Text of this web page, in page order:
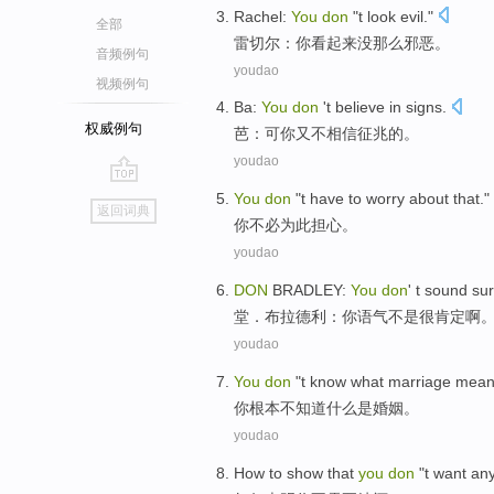
全部
音频例句
视频例句
权威例句
go
top
返回词典
Rachel: You don "t look evil."
雷切尔 ： 你看起来没那么邪恶。
youdao
Ba: You don 't believe in signs.
芭 ：可你又不相信征兆的。
youdao
You don "t have to worry about that."
你不必为此担心。
youdao
DON BRADLEY: You don' t sound
堂 ．布拉德利： 你语气不是很肯定啊。
youdao
You don "t know what marriage
你根本不知道什么是婚姻。
youdao
How to show that you don "t want